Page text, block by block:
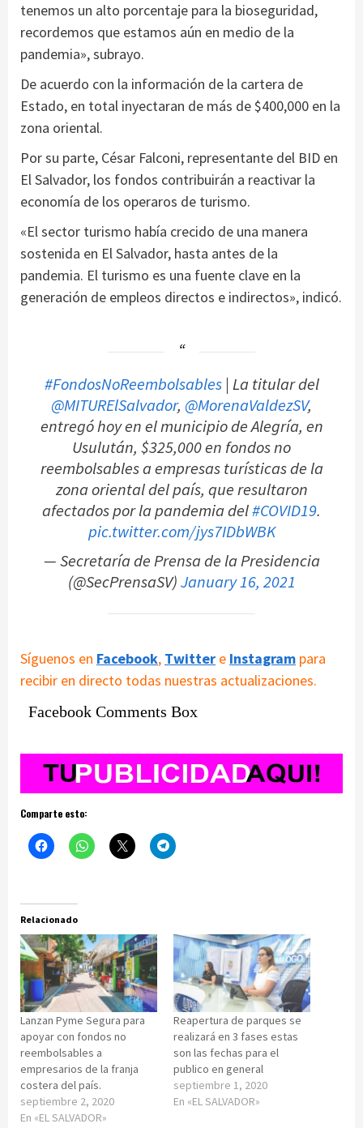
tenemos un alto porcentaje para la bioseguridad,
recordemos que estamos aún en medio de la
pandemia», subrayo.
De acuerdo con la información de la cartera de
Estado, en total inyectaran de más de $400,000 en la
zona oriental.
Por su parte, César Falconi, representante del BID en
El Salvador, los fondos contribuirán a reactivar la
economía de los operaros de turismo.
«El sector turismo había crecido de una manera
sostenida en El Salvador, hasta antes de la
pandemia. El turismo es una fuente clave en la
generación de empleos directos e indirectos», indicó.
#FondosNoReembolsables| La titular del
@MITURElSalvador, @MorenaValdezSV,
entregó hoy en el municipio de Alegría, en
Usulután, $325,000 en fondos no
reembolsables a empresas turísticas de la
zona oriental del país, que resultaron
afectados por la pandemia del#COVID19.
pic.twitter.com/jys7IDbWBK
— Secretaría de Prensa de la Presidencia
(@SecPrensaSV)January 16, 2021
Síguenos en Facebook, Twitter e Instagram para
recibir en directo todas nuestras actualizaciones.
Facebook Comments Box
Comparte esto:
Relacionado
Lanzan Pyme Segura para
apoyar con fondos no
reembolsables a
empresarios de la franja
costera del país.
septiembre 2, 2020
En «EL SALVADOR»
Reapertura de parques se
realizará en 3 fases estas
son las fechas para el
publico en general
septiembre 1, 2020
En «EL SALVADOR»